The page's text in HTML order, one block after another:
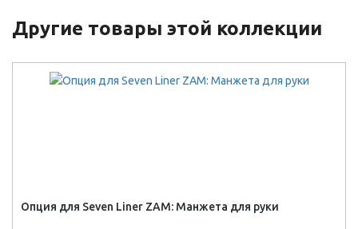
Другие товары этой коллекции
Опция для Seven Liner ZAM: Манжета для руки